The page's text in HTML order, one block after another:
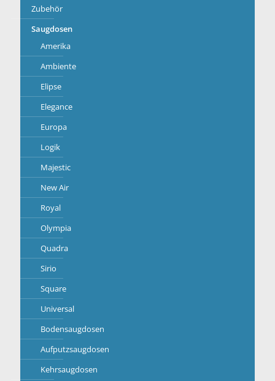
Zubehör
Saugdosen
Amerika
Ambiente
Elipse
Elegance
Europa
Logik
Majestic
New Air
Royal
Olympia
Quadra
Sirio
Square
Universal
Bodensaugdosen
Aufputzsaugdosen
Kehrsaugdosen